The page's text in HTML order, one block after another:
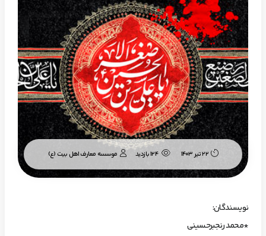
22 تیر 1403 124 بازدید موسسه معارف اهل بیت (ع)
نویسندگان:
*محمد رنجبرحسینی